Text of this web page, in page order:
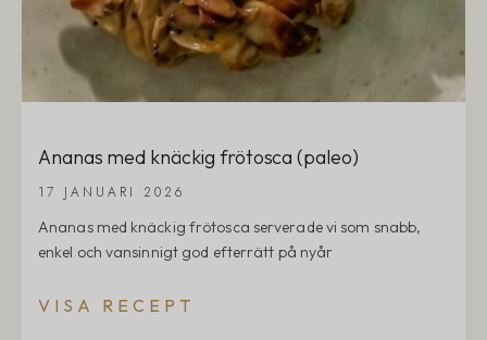
Ananas med knäckig frötosca (paleo)
17 JANUARI 2026
Ananas med knäckig frötosca serverade vi som snabb,
enkel och vansinnigt god efterrätt på nyår
VISA RECEPT